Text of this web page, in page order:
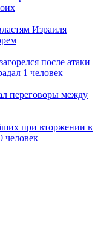
Израиля
после атаки
1 человек
переговоры между
при вторжении в
человек